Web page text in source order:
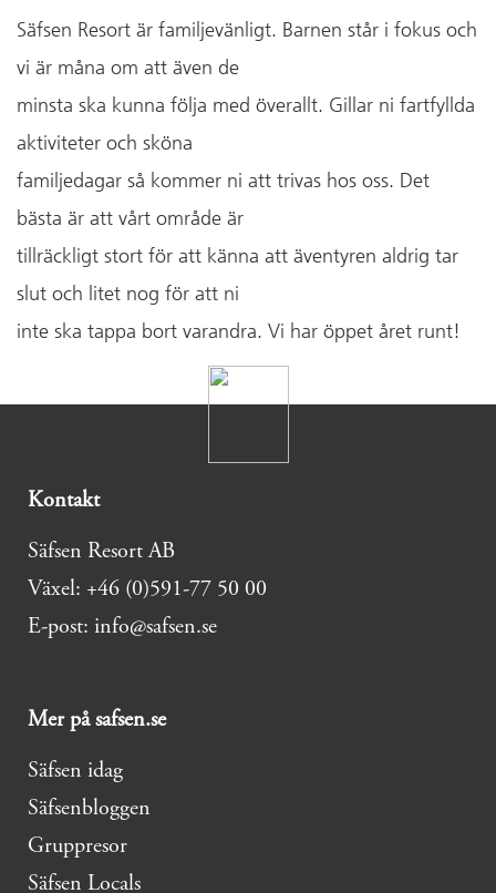
Säfsen Resort är familjevänligt. Barnen står i fokus och
vi är måna om att även de
minsta ska kunna följa med överallt. Gillar ni fartfyllda
aktiviteter och sköna
familjedagar så kommer ni att trivas hos oss. Det
bästa är att vårt område är
tillräckligt stort för att känna att äventyren aldrig tar
slut och litet nog för att ni
inte ska tappa bort varandra. Vi har öppet året runt!
Kontakt
Säfsen Resort AB
Växel: +46 (0)591-77 50 00
E-post: info@safsen.se
Mer på safsen.se
Säfsen idag
Säfsenbloggen
Gruppresor
Säfsen Locals